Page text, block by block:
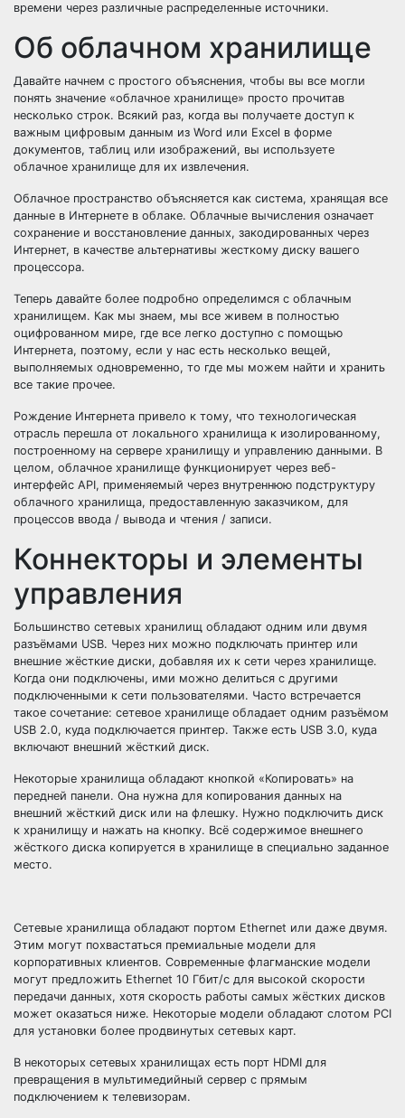
времени через различные распределенные источники.
Об облачном хранилище
Давайте начнем с простого объяснения, чтобы вы все могли
понять значение «облачное хранилище» просто прочитав
несколько строк. Всякий раз, когда вы получаете доступ к
важным цифровым данным из Word или Excel в форме
документов, таблиц или изображений, вы используете
облачное хранилище для их извлечения.
Облачное пространство объясняется как система, хранящая все
данные в Интернете в облаке. Облачные вычисления означает
сохранение и восстановление данных, закодированных через
Интернет, в качестве альтернативы жесткому диску вашего
процессора.
Теперь давайте более подробно определимся с облачным
хранилищем. Как мы знаем, мы все живем в полностью
оцифрованном мире, где все легко доступно с помощью
Интернета, поэтому, если у нас есть несколько вещей,
выполняемых одновременно, то где мы можем найти и хранить
все такие прочее.
Рождение Интернета привело к тому, что технологическая
отрасль перешла от локального хранилища к изолированному,
построенному на сервере хранилищу и управлению данными. В
целом, облачное хранилище функционирует через веб-
интерфейс API, применяемый через внутреннюю подструктуру
облачного хранилища, предоставленную заказчиком, для
процессов ввода / вывода и чтения / записи.
Коннекторы и элементы
управления
Большинство сетевых хранилищ обладают одним или двумя
разъёмами USB. Через них можно подключать принтер или
внешние жёсткие диски, добавляя их к сети через хранилище.
Когда они подключены, ими можно делиться с другими
подключенными к сети пользователями. Часто встречается
такое сочетание: сетевое хранилище обладает одним разъёмом
USB 2.0, куда подключается принтер. Также есть USB 3.0, куда
включают внешний жёсткий диск.
Некоторые хранилища обладают кнопкой «Копировать» на
передней панели. Она нужна для копирования данных на
внешний жёсткий диск или на флешку. Нужно подключить диск
к хранилищу и нажать на кнопку. Всё содержимое внешнего
жёсткого диска копируется в хранилище в специально заданное
место.
Сетевые хранилища обладают портом Ethernet или даже двумя.
Этим могут похвастаться премиальные модели для
корпоративных клиентов. Современные флагманские модели
могут предложить Ethernet 10 Гбит/с для высокой скорости
передачи данных, хотя скорость работы самых жёстких дисков
может оказаться ниже. Некоторые модели обладают слотом PCI
для установки более продвинутых сетевых карт.
В некоторых сетевых хранилищах есть порт HDMI для
превращения в мультимедийный сервер с прямым
подключением к телевизорам.